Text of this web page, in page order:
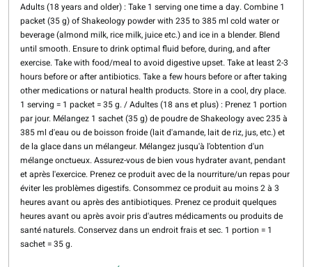
Adults (18 years and older) : Take 1 serving one time a day. Combine 1
packet (35 g) of Shakeology powder with 235 to 385 ml cold water or
beverage (almond milk, rice milk, juice etc.) and ice in a blender. Blend
until smooth. Ensure to drink optimal fluid before, during, and after
exercise. Take with food/meal to avoid digestive upset. Take at least 2-3
hours before or after antibiotics. Take a few hours before or after taking
other medications or natural health products. Store in a cool, dry place.
1 serving = 1 packet = 35 g. / Adultes (18 ans et plus) : Prenez 1 portion
par jour. Mélangez 1 sachet (35 g) de poudre de Shakeology avec 235 à
385 ml d'eau ou de boisson froide (lait d'amande, lait de riz, jus, etc.) et
de la glace dans un mélangeur. Mélangez jusqu'à l'obtention d'un
mélange onctueux. Assurez-vous de bien vous hydrater avant, pendant
et après l'exercice. Prenez ce produit avec de la nourriture/un repas pour
éviter les problèmes digestifs. Consommez ce produit au moins 2 à 3
heures avant ou après des antibiotiques. Prenez ce produit quelques
heures avant ou après avoir pris d'autres médicaments ou produits de
santé naturels. Conservez dans un endroit frais et sec. 1 portion = 1
sachet = 35 g.